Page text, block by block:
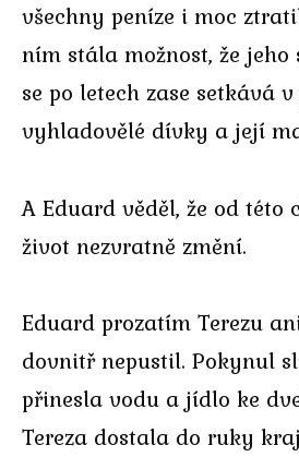
všechny peníze i moc
ním stála možnost, že
se po letech zase setkává
vyhladovělé dívky a její
A Eduard věděl, že od této
život nezvratně změní.
Eduard prozatím Terezu
dovnitř nepustil. Pokynul
přinesla vodu a jídlo ke
Tereza dostala do ruky